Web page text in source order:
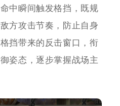
中瞬间触发格挡，既规
方攻击节奏，防止自身
挡带来的反击窗口，衔
姿态，逐步掌握战场主